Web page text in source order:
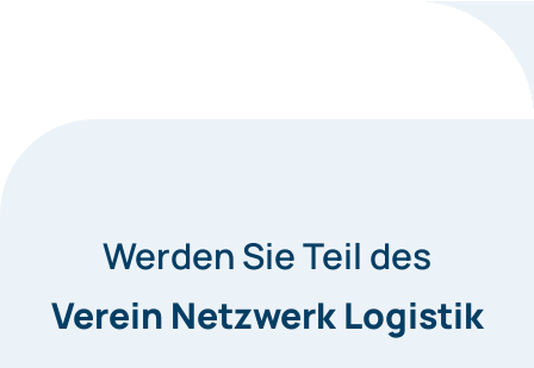
Werden Sie Teil des
Verein Netzwerk Logistik